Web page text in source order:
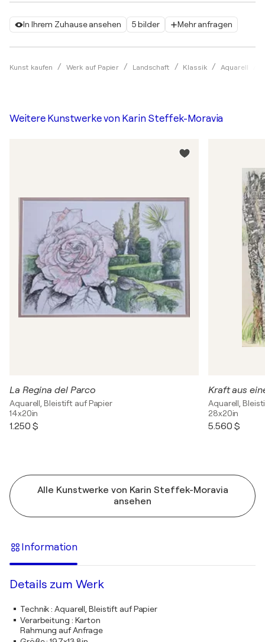
In Ihrem Zuhause ansehen 5 bilder Mehr anfragen
Kunst kaufen Werk auf Papier Landschaft Klassik Aquarell
Weitere Kunstwerke von Karin Steffek-Moravia
La Regina del Parco
Aquarell, Bleistift auf Papier
14x20in
1.250 $
Kraft aus
Aquarell,
28x20in
5.560 $
Alle Kunstwerke von Karin Steffek-Moravia
ansehen
Information
Details zum Werk
Technik:Aquarell, Bleistift auf Papier
Verarbeitung : Karton
Rahmung auf Anfrage